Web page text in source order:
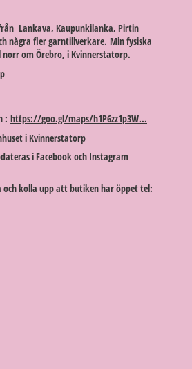
Lankava, Kaupunkilanka, Pirtin
några fler garntillverkare. Min fysiska
om Örebro, i Kvinnerstatorp.
: https://goo.gl/maps/h1P6zz1p3W...
i Kvinnerstatorp
i Facebook och Instagram
och kolla upp att butiken har öppet tel: